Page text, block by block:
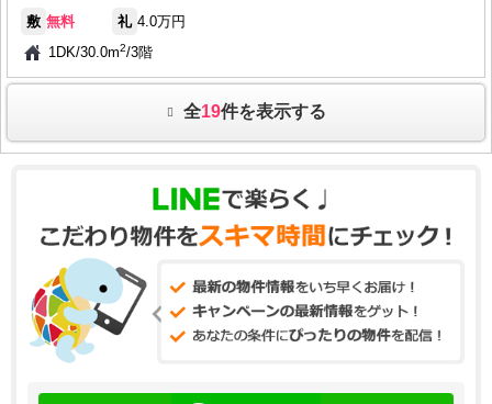
敷 無料 礼 4.0万円
1DK/30.0m2/3階
全19件を表示する